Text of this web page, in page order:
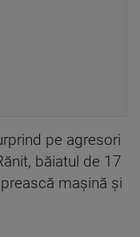
pe agresori
băiatul de 17
mașină și